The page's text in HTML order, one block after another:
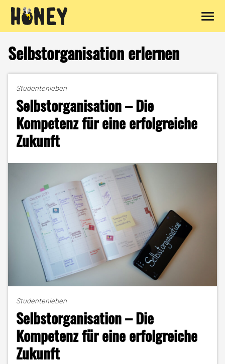
Inhalt
springen
Selbstorganisation erlernen
Studentenleben
Selbstorganisation – Die
Kompetenz für eine erfolgreiche
Zukunft
Studentenleben
Selbstorganisation – Die
Kompetenz für eine erfolgreiche
Zukunft